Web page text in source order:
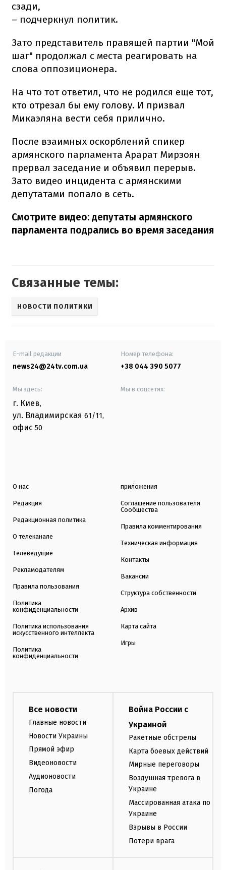
сзади,
– подчеркнул политик.
Зато представитель правящей партии "Мой
шаг" продолжал с места реагировать на
слова оппозиционера.
На что тот ответил, что не родился еще тот,
кто отрезал бы ему голову. И призвал
Микаэляна вести себя прилично.
После взаимных оскорблений спикер
армянского парламента Арарат Мирзоян
прервал заседание и объявил перерыв.
Зато видео инцидента с армянскими
депутатами попало в сеть.
Смотрите видео: депутаты армянского
парламента подрались во время заседания
Связанные темы:
НОВОСТИ ПОЛИТИКИ
E-mail редакции
news24@24tv.com.ua
Номер телефона:
+38 044 390 5077
Мы здесь:
г. Киев,
ул. Владимирская 61/11,
офис 50
Мы в соцсетях:
О нас
Редакция
Редакционная политика
О телеканале
Телеведущие
Рекламодателям
Правила пользования
Политика
конфиденциальности
Политика использования
искусственного интеллекта
Политика
конфиденциальности
приложения
Соглашение пользователя
Сообщества
Правила комментирования
Техническая информация
Контакты
Вакансии
Структура собственности
Архив
Карта сайта
Игры
Все новости
Главные новости
Новости Украины
Прямой эфир
Видеоновости
Аудионовости
Погода
Война России с
Украиной
Ракетные обстрелы
Карта боевых действий
Мирные переговоры
Воздушная тревога в
Украине
Массированная атака по
Украине
Взрывы в России
Потери врага